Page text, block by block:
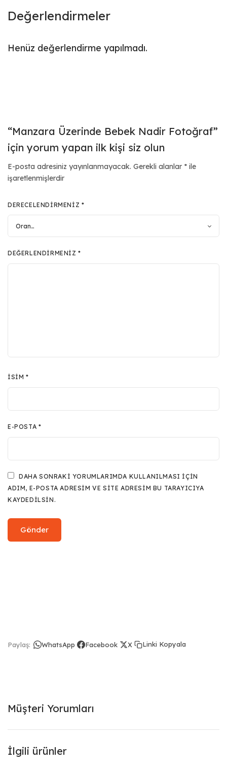
Değerlendirmeler
Henüz değerlendirme yapılmadı.
“Manzara Üzerinde Bebek Nadir Fotoğraf”
için yorum yapan ilk kişi siz olun
E-posta adresiniz yayınlanmayacak. Gerekli alanlar * ile
işaretlenmişlerdir
DERECELENDIRMENIZ *
DEĞERLENDIRMENIZ*
İSIM*
E-POSTA *
DAHA SONRAKI YORUMLARIMDA KULLANILMASI IÇIN
ADIM, E-POSTA ADRESIM VE SITE ADRESIM BU TARAYICIYA
KAYDEDILSIN.
Paylaş: WhatsApp Facebook X Linki Kopyala
Müşteri Yorumları
İlgili ürünler